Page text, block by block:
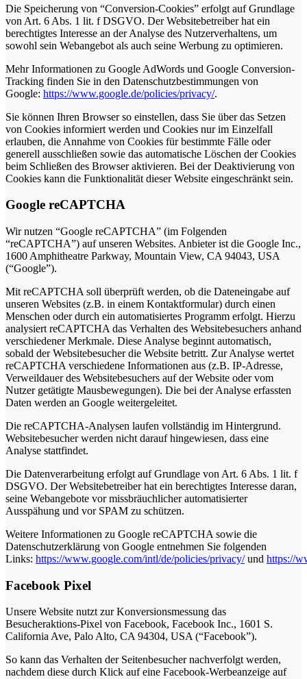
Die Speicherung von “Conversion-Cookies” erfolgt auf Grundlage
von Art. 6 Abs. 1 lit. f DSGVO. Der Websitebetreiber hat ein
berechtigtes Interesse an der Analyse des Nutzerverhaltens, um
sowohl sein Webangebot als auch seine Werbung zu optimieren.
Mehr Informationen zu Google AdWords und Google Conversion-
Tracking finden Sie in den Datenschutzbestimmungen von
Google: https://www.google.de/policies/privacy/.
Sie können Ihren Browser so einstellen, dass Sie über das Setzen
von Cookies informiert werden und Cookies nur im Einzelfall
erlauben, die Annahme von Cookies für bestimmte Fälle oder
generell ausschließen sowie das automatische Löschen der Cookies
beim Schließen des Browser aktivieren. Bei der Deaktivierung von
Cookies kann die Funktionalität dieser Website eingeschränkt sein.
Google reCAPTCHA
Wir nutzen “Google reCAPTCHA” (im Folgenden
“reCAPTCHA”) auf unseren Websites. Anbieter ist die Google Inc.,
1600 Amphitheatre Parkway, Mountain View, CA 94043, USA
(“Google”).
Mit reCAPTCHA soll überprüft werden, ob die Dateneingabe auf
unseren Websites (z.B. in einem Kontaktformular) durch einen
Menschen oder durch ein automatisiertes Programm erfolgt. Hierzu
analysiert reCAPTCHA das Verhalten des Websitebesuchers anhand
verschiedener Merkmale. Diese Analyse beginnt automatisch,
sobald der Websitebesucher die Website betritt. Zur Analyse wertet
reCAPTCHA verschiedene Informationen aus (z.B. IP-Adresse,
Verweildauer des Websitebesuchers auf der Website oder vom
Nutzer getätigte Mausbewegungen). Die bei der Analyse erfassten
Daten werden an Google weitergeleitet.
Die reCAPTCHA-Analysen laufen vollständig im Hintergrund.
Websitebesucher werden nicht darauf hingewiesen, dass eine
Analyse stattfindet.
Die Datenverarbeitung erfolgt auf Grundlage von Art. 6 Abs. 1 lit. f
DSGVO. Der Websitebetreiber hat ein berechtigtes Interesse daran,
seine Webangebote vor missbräuchlicher automatisierter
Ausspähung und vor SPAM zu schützen.
Weitere Informationen zu Google reCAPTCHA sowie die
Datenschutzerklärung von Google entnehmen Sie folgenden
Links: https://www.google.com/intl/de/policies/privacy/und https://
Facebook Pixel
Unsere Website nutzt zur Konversionsmessung das
Besucheraktions-Pixel von Facebook, Facebook Inc., 1601 S.
California Ave, Palo Alto, CA 94304, USA (“Facebook”).
So kann das Verhalten der Seitenbesucher nachverfolgt werden,
nachdem diese durch Klick auf eine Facebook-Werbeanzeige auf